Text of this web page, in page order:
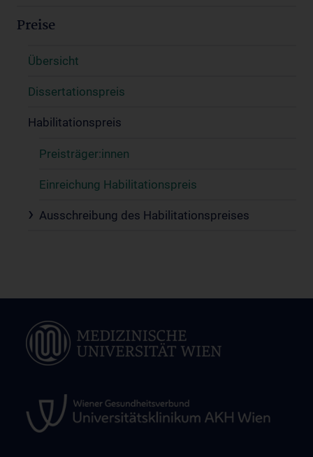
Preise
Übersicht
Dissertationspreis
Habilitationspreis
Preisträger:innen
Einreichung Habilitationspreis
Ausschreibung des Habilitationspreises